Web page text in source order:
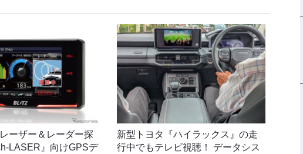
ーザー＆レーダー探
LASER』向けGPSデ
新型トヨタ『ハイラックス』の走
行中でもテレビ視聴！ データシス